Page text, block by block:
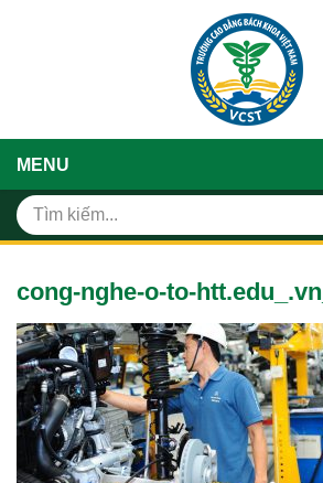
MENU
cong-nghe-o-to-htt.edu_.vn_